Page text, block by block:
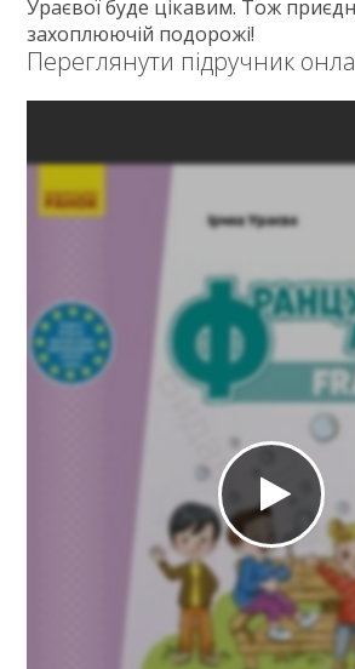
Ураєвої буде цікавим. Тож
захоплюючій подорожі!
Переглянути підручник